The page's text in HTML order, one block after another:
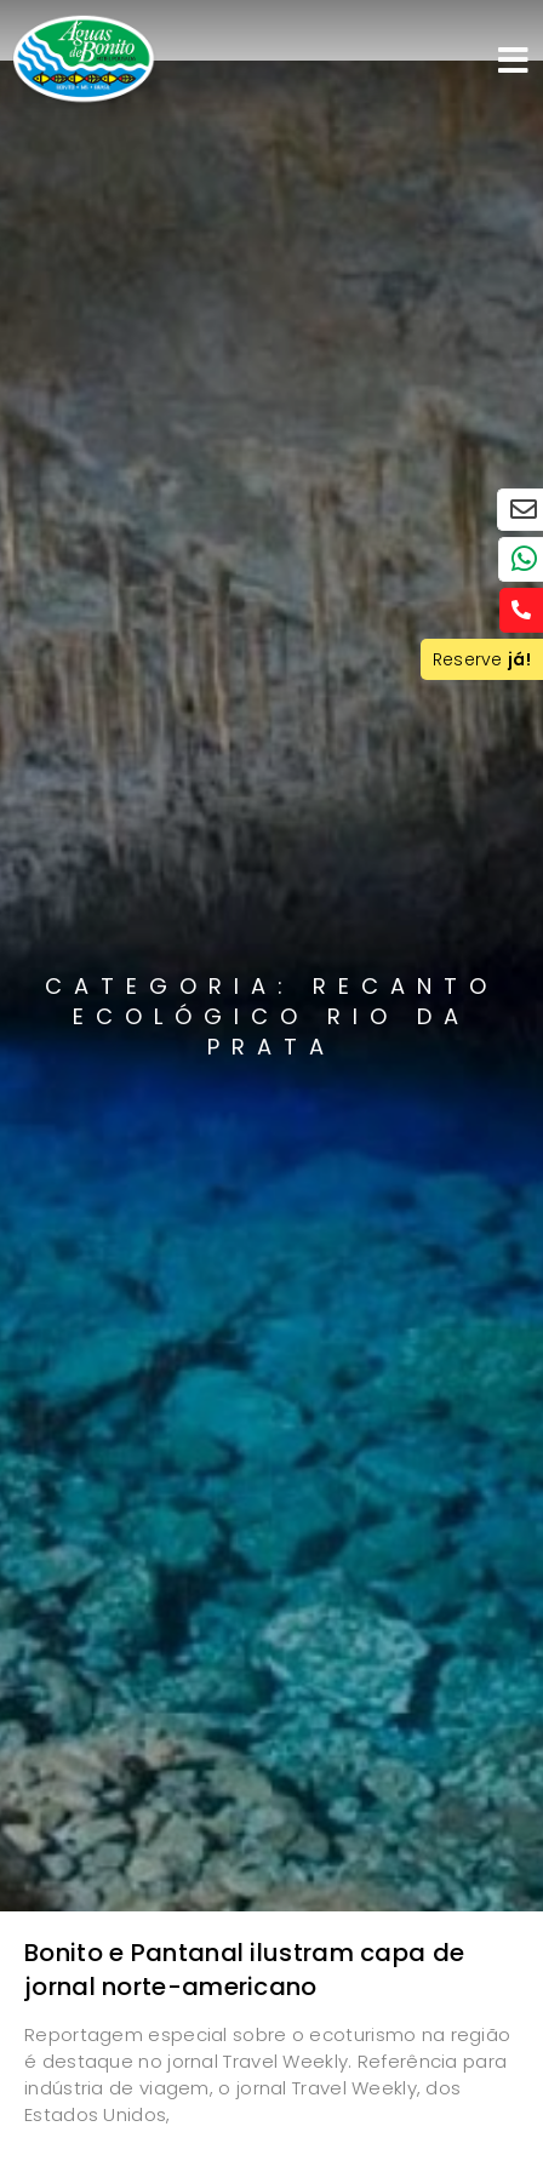
CATEGORIA: RECANTO
ECOLÓGICO RIO DA
PRATA
Bonito e Pantanal ilustram capa de
jornal norte-americano
Reportagem especial sobre o ecoturismo na região
é destaque no jornal Travel Weekly. Referência para
indústria de viagem, o jornal Travel Weekly, dos
Estados Unidos,
Reserve já!